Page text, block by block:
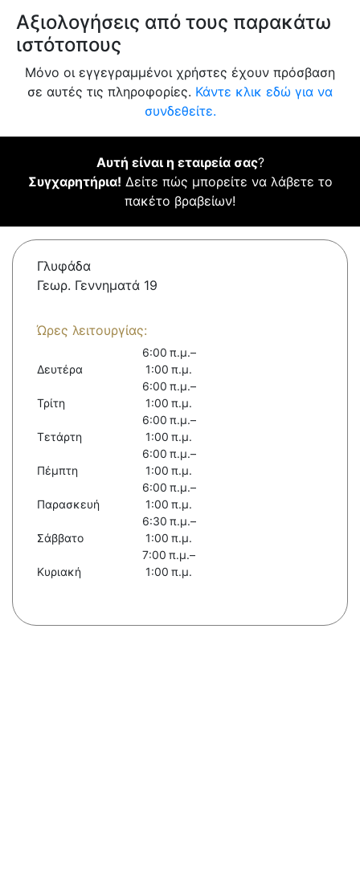
Αξιολογήσεις από τους παρακάτω
ιστότοπους
Μόνο οι εγγεγραμμένοι χρήστες έχουν πρόσβαση
σε αυτές τις πληροφορίες. Κάντε κλικ εδώ για να
συνδεθείτε.
Αυτή είναι η εταιρεία σας?
Συγχαρητήρια! Δείτε πώς μπορείτε να λάβετε το
πακέτο βραβείων!
Γλυφάδα
Γεωρ. Γεννηματά 19
Ώρες λειτουργίας:
Δευτέρα
6:00 π.μ.–
1:00 π.μ.
Τρίτη
6:00 π.μ.–
1:00 π.μ.
Τετάρτη
6:00 π.μ.–
1:00 π.μ.
Πέμπτη
6:00 π.μ.–
1:00 π.μ.
Παρασκευή
6:00 π.μ.–
1:00 π.μ.
Σάββατο
6:30 π.μ.–
1:00 π.μ.
Κυριακή
7:00 π.μ.–
1:00 π.μ.